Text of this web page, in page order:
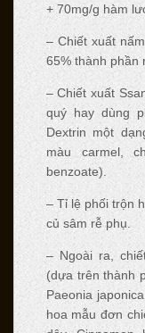
+ 70mg/g hàm
– Chiết xuất
65% thành phần
– Chiết xuất
quý hay dùng
Dextrin một
màu carmel,
benzoate).
– Tỉ lệ phối trộn
củ sâm rễ phụ.
– Ngoài ra,
(dựa trên thành
Paeonia
hoa mẫu đơn